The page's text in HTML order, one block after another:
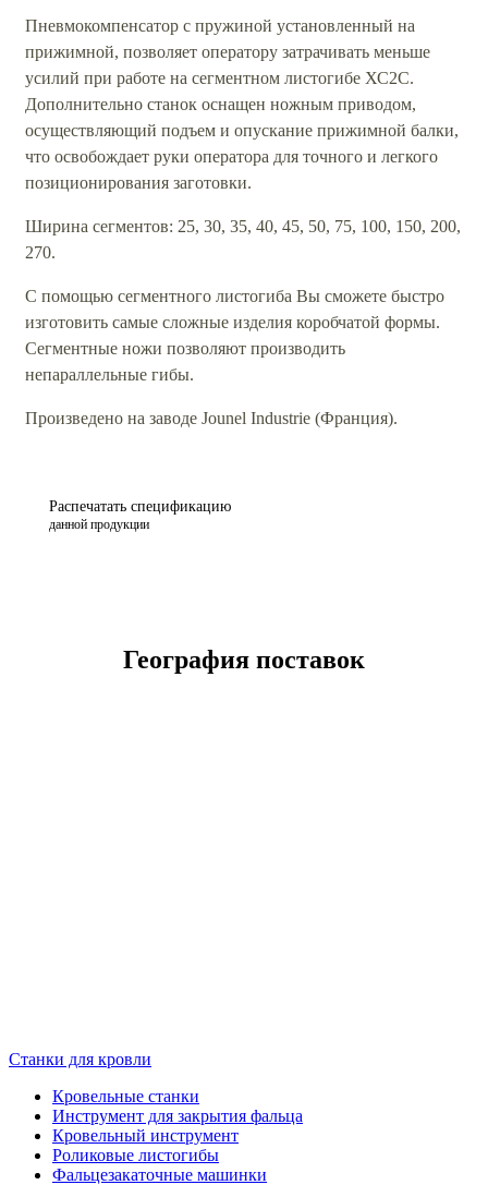
Пневмокомпенсатор с пружиной установленный на
прижимной, позволяет оператору затрачивать меньше
усилий при работе на сегментном листогибе ХС2C.
Дополнительно станок оснащен ножным приводом,
осуществляющий подъем и опускание прижимной балки,
что освобождает руки оператора для точного и легкого
позиционирования заготовки.
Ширина сегментов: 25, 30, 35, 40, 45, 50, 75, 100, 150, 200,
270.
С помощью сегментного листогиба Вы сможете быстро
изготовить самые сложные изделия коробчатой формы.
Сегментные ножи позволяют производить
непараллельные гибы.
Произведено на заводе Jounel Industrie (Франция).
Распечатать спецификацию
данной продукции
География поставок
Станки для кровли
Кровельные станки
Инструмент для закрытия фальца
Кровельный инструмент
Роликовые листогибы
Фальцезакаточные машинки